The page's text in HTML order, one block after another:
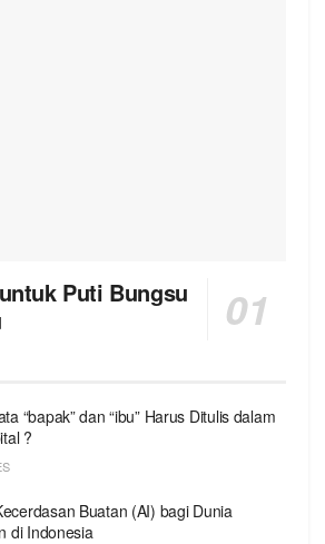
Puti Bungsu
“bapak” dan “ibu” Harus Ditulis dalam
?
Buatan (AI) bagi Dunia
di Indonesia